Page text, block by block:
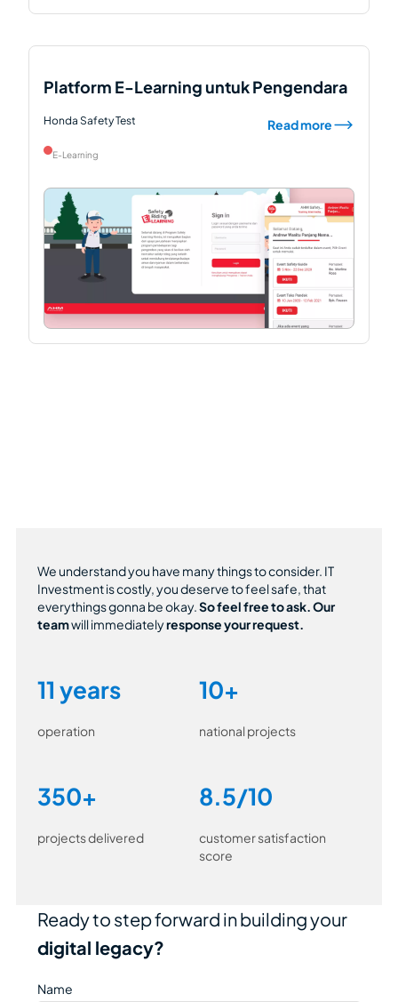
Platform E-Learning untuk Pengendara
Honda Safety Test
E-Learning
Read more
Ready to step forward in building your
digital legacy?
Name
We understand you have many things to consider. IT
Investment is costly, you deserve to feel safe, that
everythings gonna be okay. So feel free to ask. Our
teamwill immediatelyresponse your request.
11 years
operation
10+
national projects
350+
projects delivered
8.5/10
customer satisfaction
score